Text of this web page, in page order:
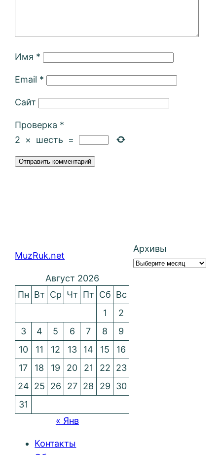
Имя *
Email *
Сайт
Проверка *
2
× шесть =
MuzRuk.net
Архивы
Август 2026
Пн Вт Ср Чт Пт Сб Вс
1
2
3
4 5 6 7 8
9
10
11 12 13 14 15
16
17
18 19 20 21 22
23
24 25 26 27 28 29
30
31
« Янв
Контакты